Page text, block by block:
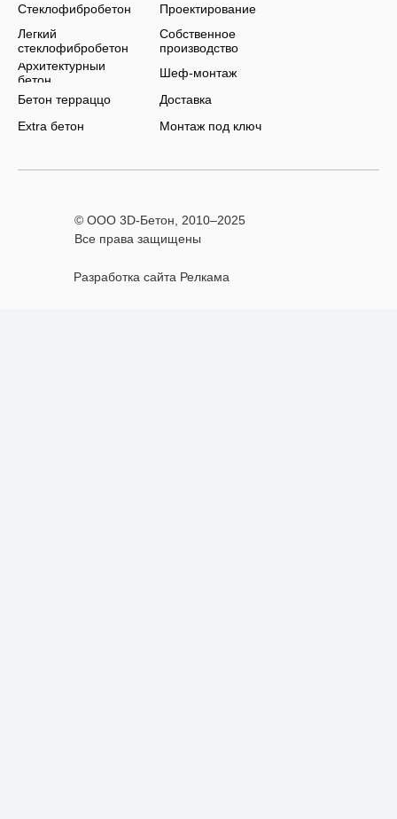
Монтаж под ключ
Доставка
Шеф-монтаж
Собственное
производство
Проектирование
Extra бетон
Бетон терраццо
Архитектурный
бетон
Легкий
стеклофибробетон
Стеклофибробетон
Разработка сайта Релкама
© ООО 3D-Бетон, 2010–2025
Все права защищены